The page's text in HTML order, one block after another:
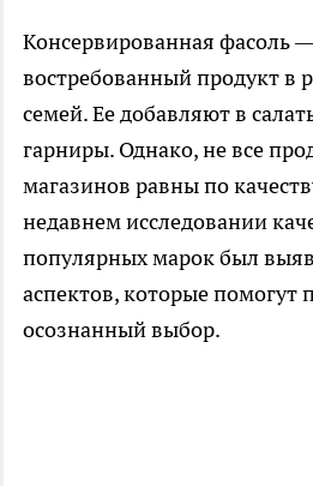
Консервированная фасоль
востребованный продукт в
семей. Ее добавляют в
гарниры. Однако, не все
магазинов равны по
недавнем исследовании
популярных марок был
аспектов, которые помогут
осознанный выбор.